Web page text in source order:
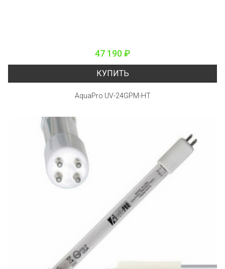
47 190 ₽
КУПИТЬ
AquaPro UV-24GPM-HT